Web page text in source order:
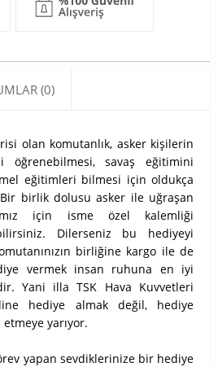
(0)
olan komutanlık, asker kişilerin
savaş eğitimini
eğitimleri bilmesi için oldukça
birlik dolusu asker ile uğraşan
için isme özel kalemliği
Dilerseniz bu hediyeyi
birliğine kargo ile de
vermek insan ruhuna en iyi
Yani illa TSK Hava Kuvvetleri
hediye almak değil, hediye
yarıyor.
yapan sevdiklerinize bir hediye